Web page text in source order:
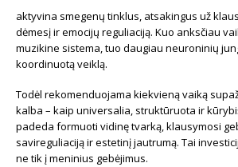
aktyvina smegenų tinklus, atsakingus už
dėmesį ir emocijų reguliaciją. Kuo anksčiau
muzikine sistema, tuo daugiau neuroninių
koordinuotą veiklą.
Todėl rekomenduojama kiekvieną vaiką
kalba – kaip universalia, struktūruota ir
padeda formuoti vidinę tvarką, klausymosi
savireguliaciją ir estetinį jautrumą. Tai
ne tik į meninius gebėjimus.